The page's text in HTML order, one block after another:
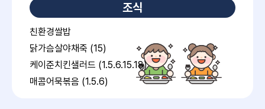
조식
친환경쌀밥
닭가슴살야채죽 (15)
케이준치킨샐러드 (1.5.6.15.18)
매콤어묵볶음 (1.5.6)